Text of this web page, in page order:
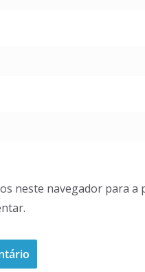
neste navegador para a